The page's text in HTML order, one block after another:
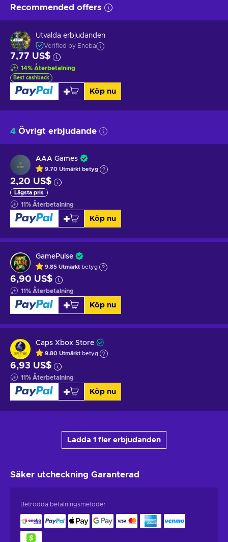
Recommended offers
Utvalda erbjudanden
Verified by Eneba
7,77 US$
14% Återbetalning
Best cashback
Köp nu
4 Övrigt erbjudande
AAA Games
9.70 Utmärkt betyg
2,20 US$
Lägsta pris
11% Återbetalning
Köp nu
GamePulse
9.85 Utmärkt betyg
6,90 US$
11% Återbetalning
Köp nu
Caps Xbox Store
9.80 Utmärkt betyg
6,93 US$
11% Återbetalning
Köp nu
Ladda 1 fler erbjudanden
Säker utcheckning Garanterad
Betrodda betalningsmetoder